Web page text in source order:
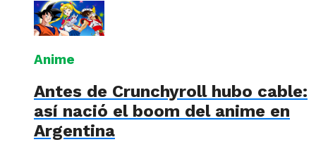
Anime
Antes de Crunchyroll hubo cable:
así nació el boom del anime en
Argentina